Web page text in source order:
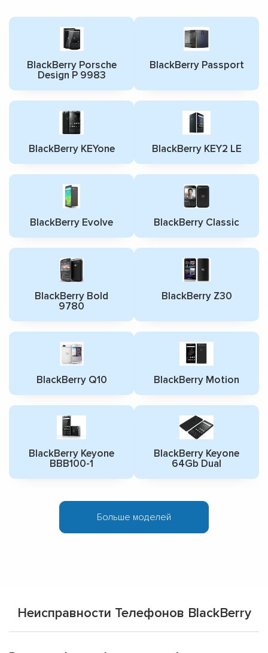
BlackBerry Porsche
Design P 9983
BlackBerry Passport
BlackBerry KEYone BlackBerry KEY2 LE
BlackBerry Evolve BlackBerry Classic
BlackBerry Bold
9780
BlackBerry Z30
BlackBerry Q10 BlackBerry Motion
BlackBerry Keyone
BBB100-1
BlackBerry Keyone
64Gb Dual
Больше моделей
Неисправности Телефонов BlackBerry